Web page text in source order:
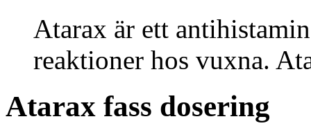
Atarax är ett
reaktioner hos vuxna.
Atarax fass dosering